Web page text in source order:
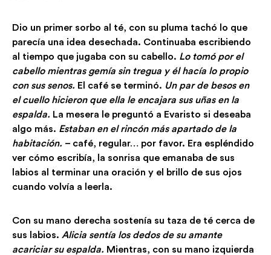
Dio un primer sorbo al té, con su pluma tachó lo que
parecía una idea desechada. Continuaba escribiendo
al tiempo que jugaba con su cabello. Lo tomó por el
cabello mientras gemía sin tregua y él hacía lo propio
con sus senos. El café se terminó. Un par de besos en
el cuello hicieron que ella le encajara sus uñas en la
espalda. La mesera le preguntó a Evaristo si deseaba
algo más. Estaban en el rincón más apartado de la
habitación. – café, regular… por favor. Era espléndido
ver cómo escribía, la sonrisa que emanaba de sus
labios al terminar una oración y el brillo de sus ojos
cuando volvía a leerla.
Con su mano derecha sostenía su taza de té cerca de
sus labios. Alicia sentía los dedos de su amante
acariciar su espalda. Mientras, con su mano izquierda